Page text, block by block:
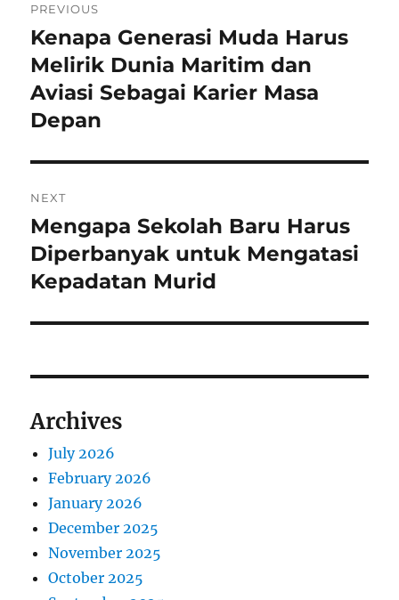
navigation
PREVIOUS
Previous
post:
Kenapa Generasi Muda Harus
Melirik Dunia Maritim dan
Aviasi Sebagai Karier Masa
Depan
NEXT
Next
post:
Mengapa Sekolah Baru Harus
Diperbanyak untuk Mengatasi
Kepadatan Murid
Archives
July 2026
February 2026
January 2026
December 2025
November 2025
October 2025